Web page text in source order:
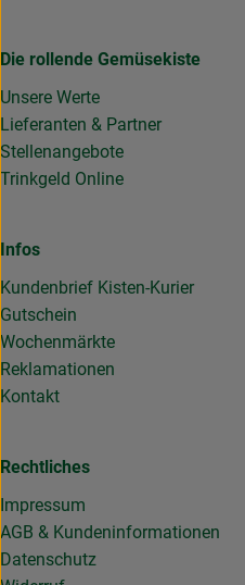
Die rollende Gemüsekiste
Unsere Werte
Lieferanten & Partner
Stellenangebote
Trinkgeld Online
Infos
Kundenbrief Kisten-Kurier
Gutschein
Wochenmärkte
Reklamationen
Kontakt
Rechtliches
Impressum
AGB & Kundeninformationen
Datenschutz